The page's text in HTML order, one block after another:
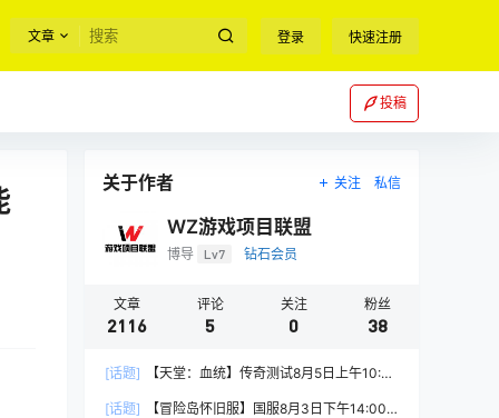
文章 登录 快速注册
投稿
关于作者 关注 私信
WZ游戏项目联盟
博导 Lv7 钻石会员
文章
2116
评论
5
关注
0
粉丝
38
[话题]
【天堂：血统】传奇测试8月5日上午10:00
[话题]
【冒险岛怀旧服】国服8月3日下午14:00